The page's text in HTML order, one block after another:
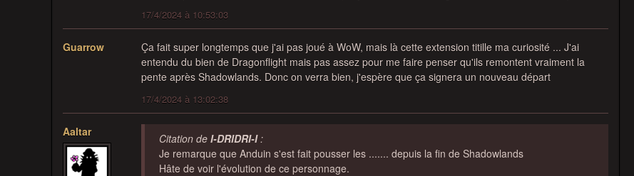
17/4/2024 à 10:53:03
Guarrow
Ça fait super longtemps que j'ai pas joué à WoW, mais là cette extension titille ma curiosité ... J'ai
entendu du bien de Dragonflight mais pas assez pour me faire penser qu'ils remontent vraiment la
pente après Shadowlands. Donc on verra bien, j'espère que ça signera un nouveau départ
17/4/2024 à 13:02:38
Aaltar Citation de I-DRIDRI-I:
Je remarque que Anduin s'est fait pousser les ....... depuis la fin de Shadowlands
Hâte de voir l'évolution de ce personnage.